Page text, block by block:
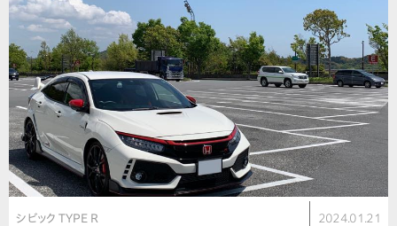
シビック TYPE R 2024.01.21